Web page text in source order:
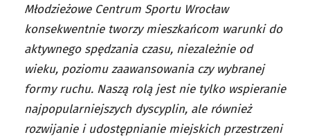
Młodzieżowe Centrum Sportu Wrocław
konsekwentnie tworzy mieszkańcom warunki do
aktywnego spędzania czasu, niezależnie od
wieku, poziomu zaawansowania czy wybranej
formy ruchu. Naszą rolą jest nie tylko wspieranie
najpopularniejszych dyscyplin, ale również
rozwijanie i udostępnianie miejskich przestrzeni